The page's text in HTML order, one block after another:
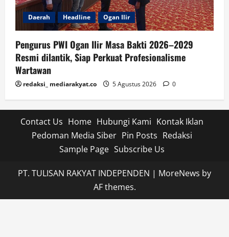
Daerah Headline Ogan Ilir
Pengurus PWI Ogan Ilir Masa Bakti 2026–2029
Resmi dilantik, Siap Perkuat Profesionalisme
Wartawan
redaksi_ mediarakyat.co 5 Agustus 2026 0
Contact Us Home Hubungi Kami Kontak Iklan
Pedoman Media Siber Pin Posts Redaksi
Sample Page Subscribe Us
PT. TULISAN RAKYAT INDEPENDEN | MoreNews by
AF themes.